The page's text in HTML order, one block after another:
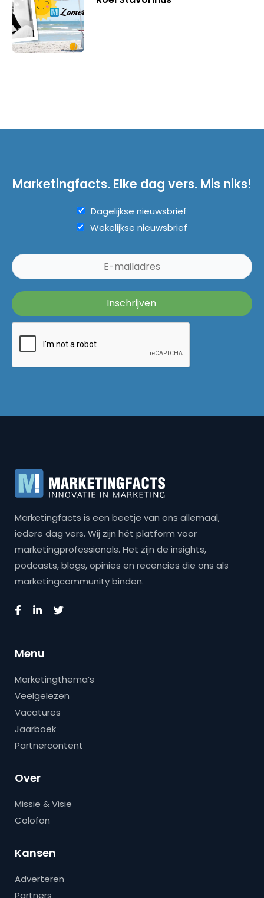
Marketingfacts. Elke dag vers. Mis niks!
Dagelijkse nieuwsbrief
Wekelijkse nieuwsbrief
Marketingfacts is een beetje van ons allemaal,
iedere dag vers. Wij zijn hét platform voor
marketingprofessionals. Het zijn de insights,
podcasts, blogs, opinies en recencies die ons als
marketingcommunity binden.
Menu
Marketingthema’s
Veelgelezen
Vacatures
Jaarboek
Partnercontent
Over
Missie & Visie
Colofon
Kansen
Adverteren
Partners